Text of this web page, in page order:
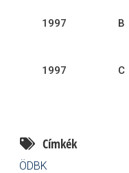
1997 B
1997 C
Címkék
ÖDBK